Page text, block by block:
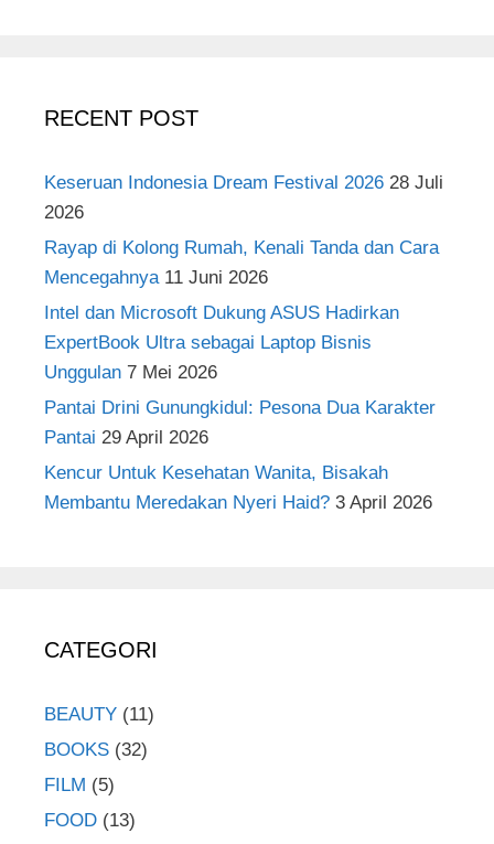
RECENT POST
Keseruan Indonesia Dream Festival 2026 28 Juli
2026
Rayap di Kolong Rumah, Kenali Tanda dan Cara
Mencegahnya 11 Juni 2026
Intel dan Microsoft Dukung ASUS Hadirkan
ExpertBook Ultra sebagai Laptop Bisnis
Unggulan 7 Mei 2026
Pantai Drini Gunungkidul: Pesona Dua Karakter
Pantai 29 April 2026
Kencur Untuk Kesehatan Wanita, Bisakah
Membantu Meredakan Nyeri Haid? 3 April 2026
CATEGORI
BEAUTY (11)
BOOKS (32)
FILM (5)
FOOD (13)